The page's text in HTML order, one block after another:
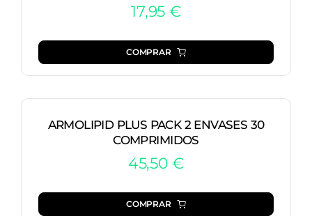
17,95 €
COMPRAR
ARMOLIPID PLUS PACK 2 ENVASES 30
COMPRIMIDOS
45,50€
COMPRAR